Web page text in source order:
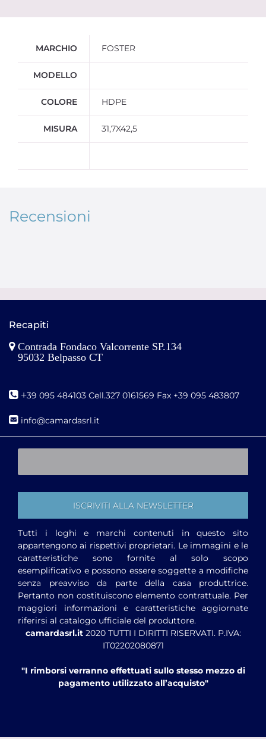
MARCHIO FOSTER
MODELLO
COLORE HDPE
MISURA 31,7X42,5
Recensioni
Recapiti
Contrada Fondaco Valcorrente SP.134
95032 Belpasso CT
+39 095 484103 Cell.327 0161569 Fax +39 095 483807
info@camardasrl.it
Tutti i loghi e marchi contenuti in questo sito
appartengono ai rispettivi proprietari. Le immagini e le
caratteristiche sono fornite al solo scopo
esemplificativo e possono essere soggette a modifiche
senza preavviso da parte della casa produttrice.
Pertanto non costituiscono elemento contrattuale. Per
maggiori informazioni e caratteristiche aggiornate
riferirsi al catalogo ufficiale del produttore.
camardasrl.it2020 TUTTI I DIRITTI RISERVATI. P.IVA:
IT02202080871
"I rimborsi verranno effettuati sullo stesso mezzo di
pagamento utilizzato all’acquisto"